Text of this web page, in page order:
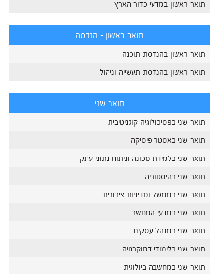
תואר ראשון במדעי כדור הארץ
תואר ראשון - הנדסה
תואר ראשון בהנדסת תוכנה
תואר ראשון בהנדסת תעשייה וניהול
תואר שני
תואר שני בפסיכולוגיה קוגניטיבית
תואר שני באסטרופיסיקה
תואר שני בלמידת מכונה וניתוח נתוני עתק
תואר שני בהיסטוריה
תואר שני בממשל ומדיניות ציבורית
תואר שני במדעי המחשב
תואר שני במנהל עסקים
תואר שני בלימודי דמוקרטיה
תואר שני במחשבה ביולוגית